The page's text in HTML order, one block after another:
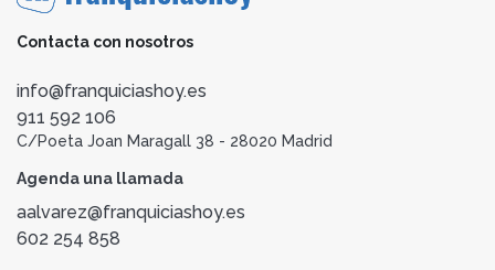
Contacta con nosotros
info@franquiciashoy.es
911 592 106
C/Poeta Joan Maragall 38 - 28020 Madrid
Agenda una llamada
aalvarez@franquiciashoy.es
602 254 858